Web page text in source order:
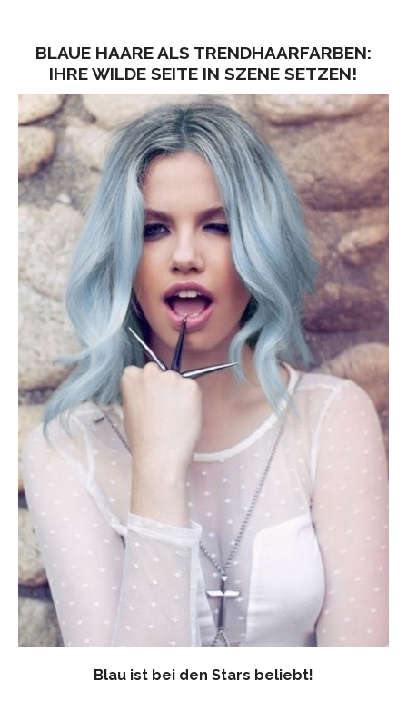
BLAUE HAARE ALS TRENDHAARFARBEN:
IHRE WILDE SEITE IN SZENE SETZEN!
Blau ist bei den Stars beliebt!